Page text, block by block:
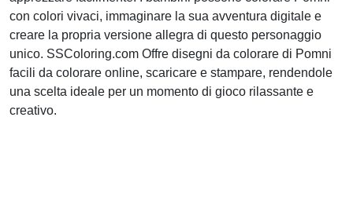
con colori vivaci, immaginare la sua avventura digitale e
creare la propria versione allegra di questo personaggio
unico. SSColoring.com Offre disegni da colorare di Pomni
facili da colorare online, scaricare e stampare, rendendole
una scelta ideale per un momento di gioco rilassante e
creativo.